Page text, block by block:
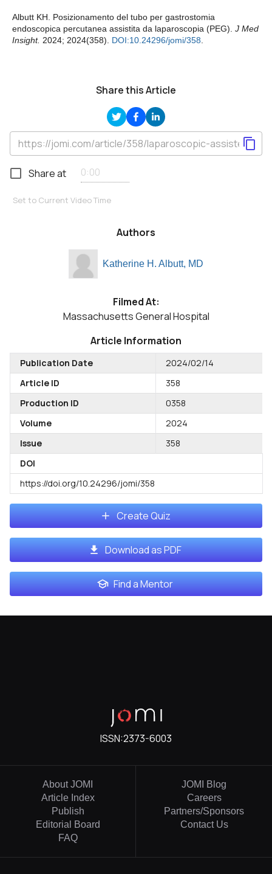
Albutt KH. Posizionamento del tubo per gastrostomia
endoscopica percutanea assistita da laparoscopia (PEG). J Med
Insight. 2024; 2024(358). DOI:10.24296/jomi/358.
Share this Article
Share at
Set to Current Video Time
Authors
Katherine H. Albutt, MD
Filmed At:
Massachusetts General Hospital
Article Information
Publication Date
2024/02/14
Article ID
358
Production ID
0358
Volume
2024
Issue
358
DOI
https://doi.org/10.24296/jomi/358
Create Quiz
Download as PDF
Find a Mentor
ISSN:2373-6003
About JOMI
Article Index
Publish
Editorial Board
FAQ
JOMI Blog
Careers
Partners/Sponsors
Contact Us